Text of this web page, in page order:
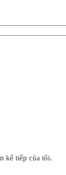
kế tiếp của tôi.